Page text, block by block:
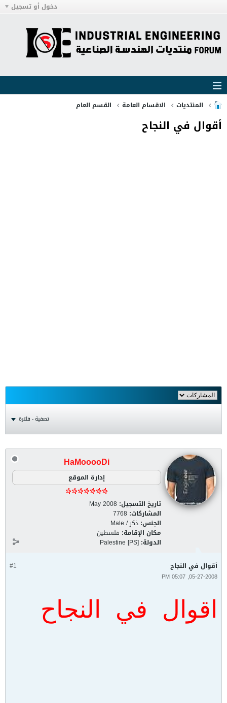
دخول أو تسجيل
المنتديات الاقسام العامة القسم العام
أقوال في النجاح
تصفية - فلترة
HaMooooDi
إدارة الموقع
تاريخ التسجيل: May 2008
المشاركات: 7768
الجنس: ذكر / Male
مكان الإقامة: فلسطين
الدولة: Palestine [PS]
#1 أقوال في النجاح
05-27-2008, 05:07 PM
اقوال في النجاح